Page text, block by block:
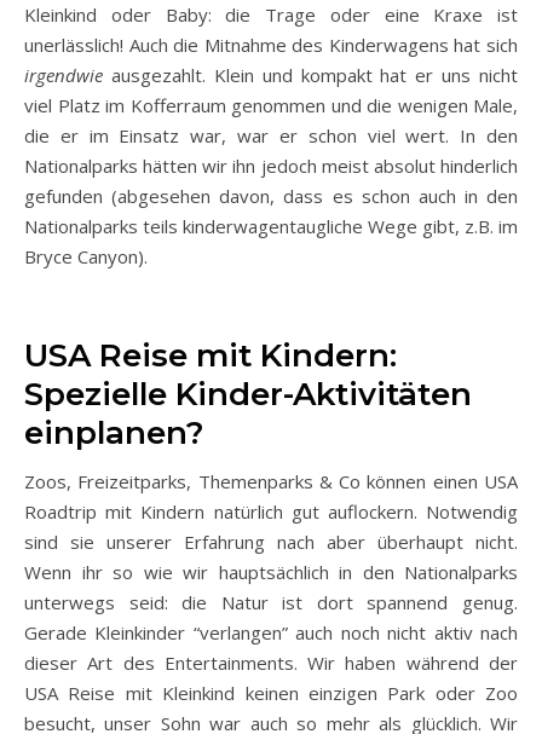
Kleinkind oder Baby: die Trage oder eine Kraxe ist
unerlässlich! Auch die Mitnahme des Kinderwagens hat sich
irgendwie ausgezahlt. Klein und kompakt hat er uns nicht
viel Platz im Kofferraum genommen und die wenigen Male,
die er im Einsatz war, war er schon viel wert. In den
Nationalparks hätten wir ihn jedoch meist absolut hinderlich
gefunden (abgesehen davon, dass es schon auch in den
Nationalparks teils kinderwagentaugliche Wege gibt, z.B. im
Bryce Canyon).
USA Reise mit Kindern:
Spezielle Kinder-Aktivitäten
einplanen?
Zoos, Freizeitparks, Themenparks & Co können einen USA
Roadtrip mit Kindern natürlich gut auflockern. Notwendig
sind sie unserer Erfahrung nach aber überhaupt nicht.
Wenn ihr so wie wir hauptsächlich in den Nationalparks
unterwegs seid: die Natur ist dort spannend genug.
Gerade Kleinkinder “verlangen” auch noch nicht aktiv nach
dieser Art des Entertainments. Wir haben während der
USA Reise mit Kleinkind keinen einzigen Park oder Zoo
besucht, unser Sohn war auch so mehr als glücklich. Wir